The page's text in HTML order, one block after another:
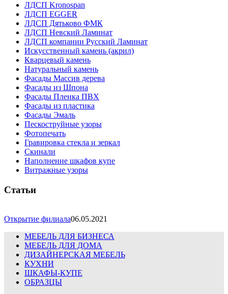
ЛДСП Kronospan
ЛДСП EGGER
ЛДСП Дятьково ФМК
ЛДСП Невский Ламинат
ЛДСП компании Русский Ламинат
Искусственный камень (акрил)
Кварцевый камень
Натуральный камень
Фасады Массив дерева
Фасады из Шпона
Фасады Пленка ПВХ
Фасады из пластика
Фасады Эмаль
Пескоструйные узоры
Фотопечать
Гравировка стекла и зеркал
Скинали
Наполнение шкафов купе
Витражные узоры
Статьи
Открытие филиала06.05.2021
МЕБЕЛЬ ДЛЯ БИЗНЕСА
МЕБЕЛЬ ДЛЯ ДОМА
ДИЗАЙНЕРСКАЯ МЕБЕЛЬ
КУХНИ
ШКАФЫ-КУПЕ
ОБРАЗЦЫ